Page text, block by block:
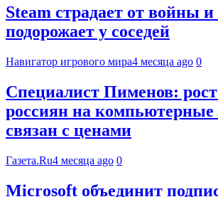
Steam страдает от войны
подорожает у соседей
Навигатор игрового мира4 месяца ago 0
Специалист Пименов:
россиян на
связан с ценами
Газета.Ru4 месяца ago 0
Microsoft объединит